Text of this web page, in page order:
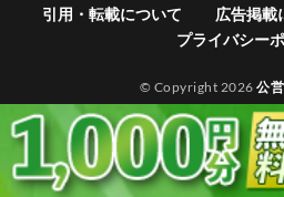
引用・転載について
広告掲載
プライバシー
© Copyright 2026公
ホーム シェア